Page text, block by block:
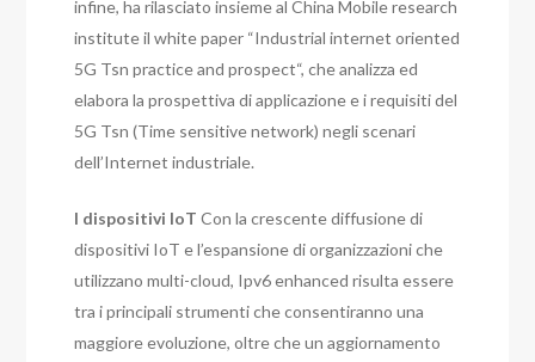
infine, ha rilasciato insieme al China Mobile research
institute il white paper “Industrial internet oriented
5G Tsn practice and prospect“, che analizza ed
elabora la prospettiva di applicazione e i requisiti del
5G Tsn (Time sensitive network) negli scenari
dell’Internet industriale.
I dispositivi IoTCon la crescente diffusione di
dispositivi IoT e l’espansione di organizzazioni che
utilizzano multi-cloud, Ipv6 enhanced risulta essere
tra i principali strumenti che consentiranno una
maggiore evoluzione, oltre che un aggiornamento